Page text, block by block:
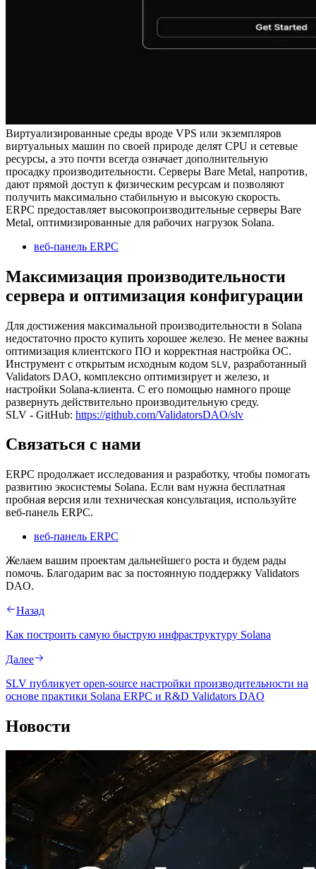
Виртуализированные среды вроде VPS или экземпляров
виртуальных машин по своей природе делят CPU и сетевые
ресурсы, а это почти всегда означает дополнительную
просадку производительности. Серверы Bare Metal, напротив,
дают прямой доступ к физическим ресурсам и позволяют
получить максимально стабильную и высокую скорость.
ERPC предоставляет высокопроизводительные серверы Bare
Metal, оптимизированные для рабочих нагрузок Solana.
веб-панель ERPC
Максимизация производительности
сервера и оптимизация конфигурации
Для достижения максимальной производительности в Solana
недостаточно просто купить хорошее железо. Не менее важны
оптимизация клиентского ПО и корректная настройка ОС.
Инструмент с открытым исходным кодом SLV, разработанный
Validators DAO, комплексно оптимизирует и железо, и
настройки Solana-клиента. С его помощью намного проще
развернуть действительно производительную среду.
SLV - GitHub: https://github.com/ValidatorsDAO/slv
Связаться с нами
ERPC продолжает исследования и разработку, чтобы помогать
развитию экосистемы Solana. Если вам нужна бесплатная
пробная версия или техническая консультация, используйте
веб-панель ERPC.
веб-панель ERPC
Желаем вашим проектам дальнейшего роста и будем рады
помочь. Благодарим вас за постоянную поддержку Validators
DAO.
Назад
Как построить самую быструю инфраструктуру Solana
Далее
SLV публикует open-source настройки производительности на
основе практики Solana ERPC и R&D Validators DAO
Новости